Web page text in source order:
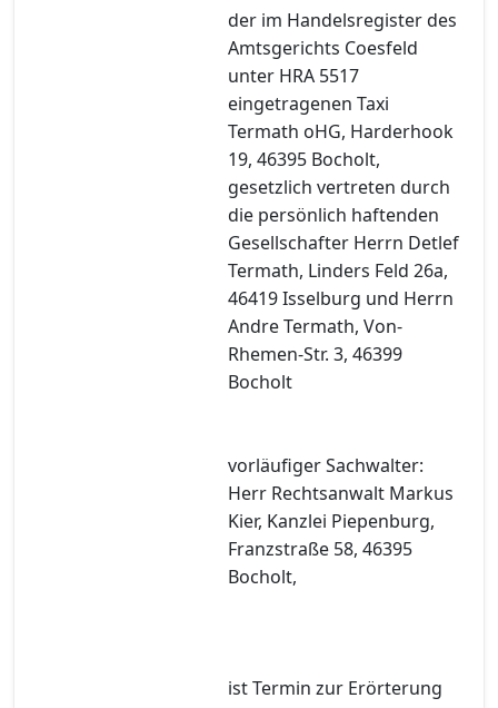
der im Handelsregister des
Amtsgerichts Coesfeld
unter HRA 5517
eingetragenen Taxi
Termath oHG, Harderhook
19, 46395 Bocholt,
gesetzlich vertreten durch
die persönlich haftenden
Gesellschafter Herrn Detlef
Termath, Linders Feld 26a,
46419 Isselburg und Herrn
Andre Termath, Von-
Rhemen-Str. 3, 46399
Bocholt
vorläufiger Sachwalter:
Herr Rechtsanwalt Markus
Kier, Kanzlei Piepenburg,
Franzstraße 58, 46395
Bocholt,
ist Termin zur Erörterung